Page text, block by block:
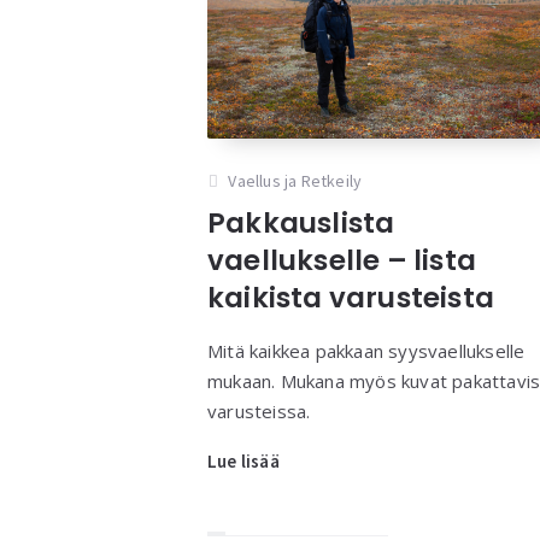
Vaellus ja Retkeily
Pakkauslista
vaellukselle – lista
kaikista varusteista
Mitä kaikkea pakkaan syysvaellukselle
mukaan. Mukana myös kuvat
varusteissa.
Lue lisää